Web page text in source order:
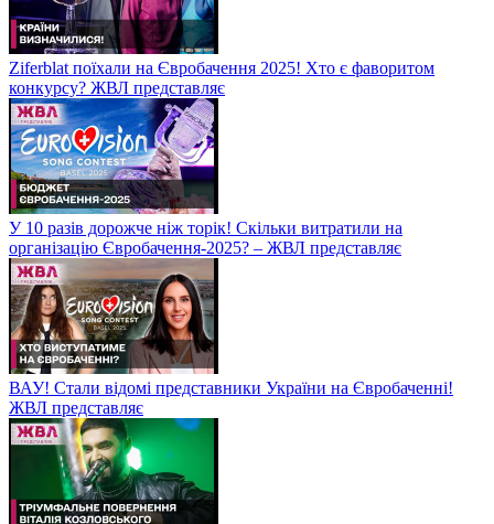
Ziferblat поїхали на Євробачення 2025! Хто є фаворитом
конкурсу? ЖВЛ представляє
У 10 разів дорожче ніж торік! Скільки витратили на
організацію Євробачення-2025? – ЖВЛ представляє
ВАУ! Стали відомі представники України на Євробаченні!
ЖВЛ представляє